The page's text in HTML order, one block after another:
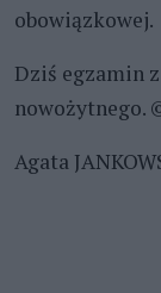
obowiązkowej.
Dziś egzamin
nowożytnego.
Agata